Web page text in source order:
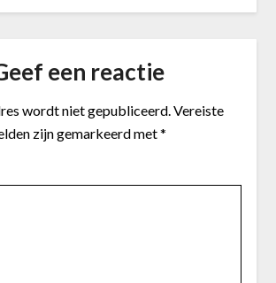
een reactie
wordt niet gepubliceerd.Vereiste
zijn gemarkeerd met*